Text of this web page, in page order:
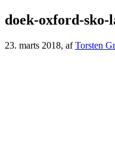
doek-oxford-
23. marts 2018, afTorsten